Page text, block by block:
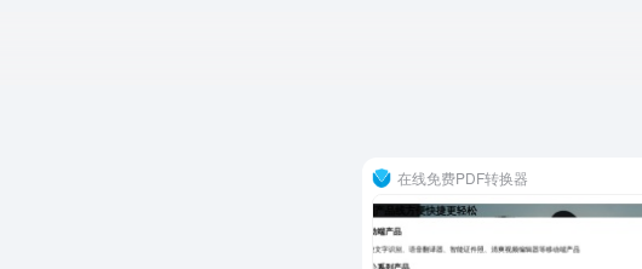
在线免费PDF转换器